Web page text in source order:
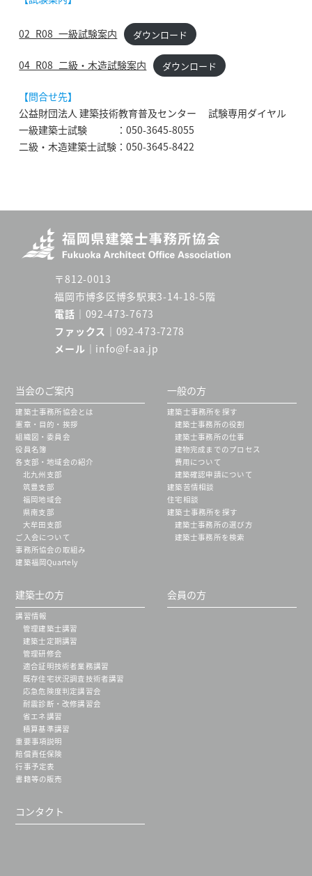
02_R08_一級試験案内 ダウンロード
04_R08_二級・木造試験案内 ダウンロード
【問合せ先】
公益財団法人 建築技術教育普及センター 試験専用ダイヤル
一級建築士試験 ：050-3645-8055
二級・木造建築士試験：050-3645-8422
〒812-0013
福岡市博多区博多駅東3-14-18-5階
電話
092-473-7673
ファックス
092-473-7278
メール
info@f-aa.jp
当会のご案内
建築士事務所協会とは
憲章・目的・挨拶
組織図・委員会
役員名簿
各支部・地域会の紹介
北九州支部
筑豊支部
福岡地域会
県南支部
大牟田支部
ご入会について
事務所協会の取組み
建築福岡Quartely
一般の方
建築士事務所を探す
建築士事務所の役割
建築士事務所の仕事
建物完成までのプロセス
費用について
建築確認申請について
建築苦情相談
住宅相談
建築士事務所を探す
建築士事務所の選び方
建築士事務所を検索
建築士の方
講習情報
管理建築士講習
建築士定期講習
管理研修会
適合証明技術者業務講習
既存住宅状況調査技術者講習
応急危険度判定講習会
耐震診断・改修講習会
省エネ講習
積算基準講習
重要事項説明
賠償責任保険
行事予定表
書籍等の販売
会員の方
コンタクト